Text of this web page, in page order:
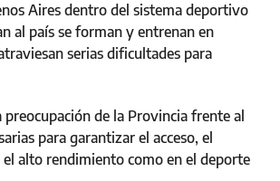
Aires dentro del sistema deportivo
al país se forman y entrenan en
serias dificultades para
de la Provincia frente al
para garantizar el acceso, el
alto rendimiento como en el deporte